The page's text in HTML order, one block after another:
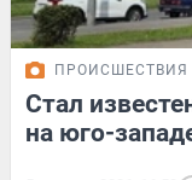
ПРОИСШЕСТВИЯ
Стал
на юго-